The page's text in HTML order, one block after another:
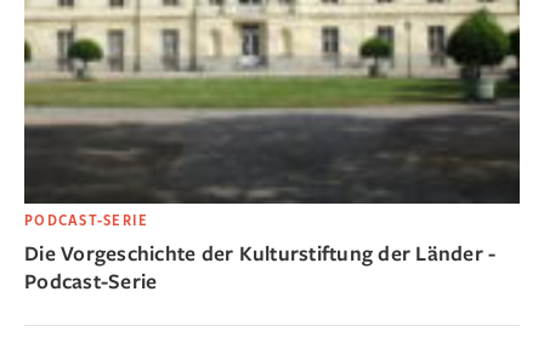
PODCAST-SERIE
Die Vorgeschichte der Kulturstiftung der Länder -
Podcast-Serie